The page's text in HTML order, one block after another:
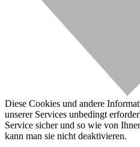
Diese Cookies und andere
unserer Services unbedingt
Service sicher und so wie von
kann man sie nicht deaktivieren.